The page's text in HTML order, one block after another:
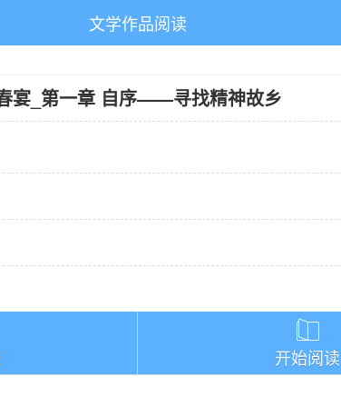
文学作品阅读
宴_ 第一章 自序——寻找精神故乡

开始阅读